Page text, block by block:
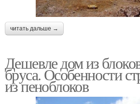
читать дальше →
Дешевле дом из
бруса. Особенности
из пеноблоков